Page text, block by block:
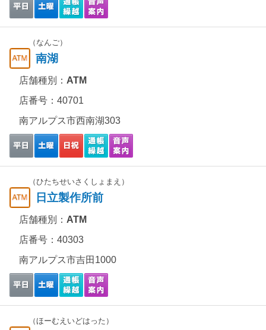
（なんご）
南湖
店舗種別： ATM
店番号：40701
南アルプス市西南湖303
（ひたちせいさくしょまえ）
日立製作所前
店舗種別： ATM
店番号：40303
南アルプス市吉田1000
（ほーむえいどはった）